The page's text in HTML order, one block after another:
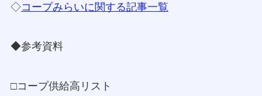
◇コープみらいに関する記事一覧
◆参考資料
□コープ供給高リスト